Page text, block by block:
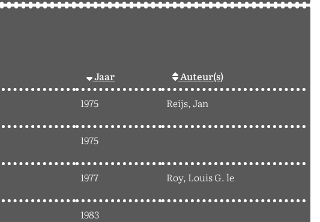
Jaar
Auteur(s)
1975 Reijs, Jan
1975
1977 Roy, Louis G. le
1983